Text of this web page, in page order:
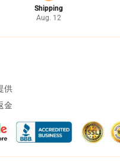
Shipping
Aug. 12
供
金